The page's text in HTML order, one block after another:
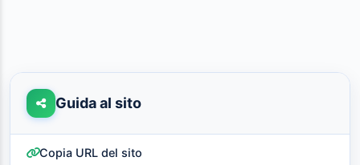
Guida al sito
Copia URL del sito